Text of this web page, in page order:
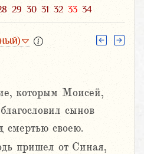
29 30 31 32 33 34
которым Моисей,
сынов
смертью своею.
пришел от Синая,